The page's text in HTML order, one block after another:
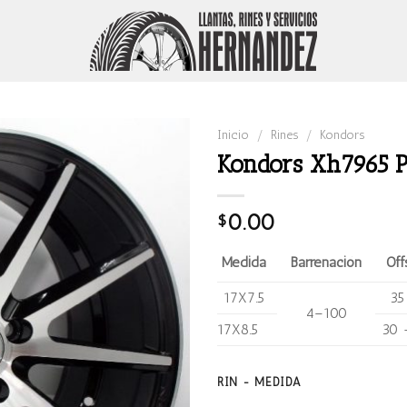
Inicio / Rines / Kondors
Kondors Xh7965
$0.00
Medida Barrenación
17X7.5
4–100
17X8.5
30
RIN - MEDIDA